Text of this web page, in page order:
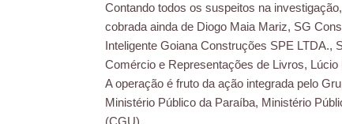
Contando todos os suspeitos na
cobrada ainda de Diogo Maia Mariz, SG
Inteligente Goiana Construções SPE LTDA.,
Comércio e Representações de Livros,
A operação é fruto da ação integrada pelo
Ministério Público da Paraíba, Ministério
(CGU).